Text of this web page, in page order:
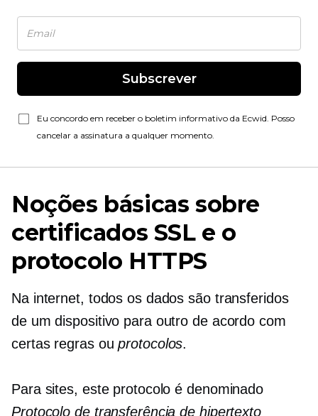
Subscrever
Eu concordo em receber o boletim informativo da Ecwid. Posso
cancelar a assinatura a qualquer momento.
Noções básicas sobre
certificados SSL e o
protocolo HTTPS
Na internet, todos os dados são transferidos
de um dispositivo para outro de acordo com
certas regras ouprotocolos.
Para sites, este protocolo é denominado
Protocolo de transferência de hipertexto